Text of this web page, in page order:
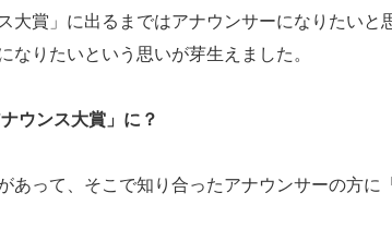
大賞」に出るまではアナウンサーになりたいと
なりたいという思いが芽生えました。
ウンス大賞」に？
あって、そこで知り合ったアナウンサーの方